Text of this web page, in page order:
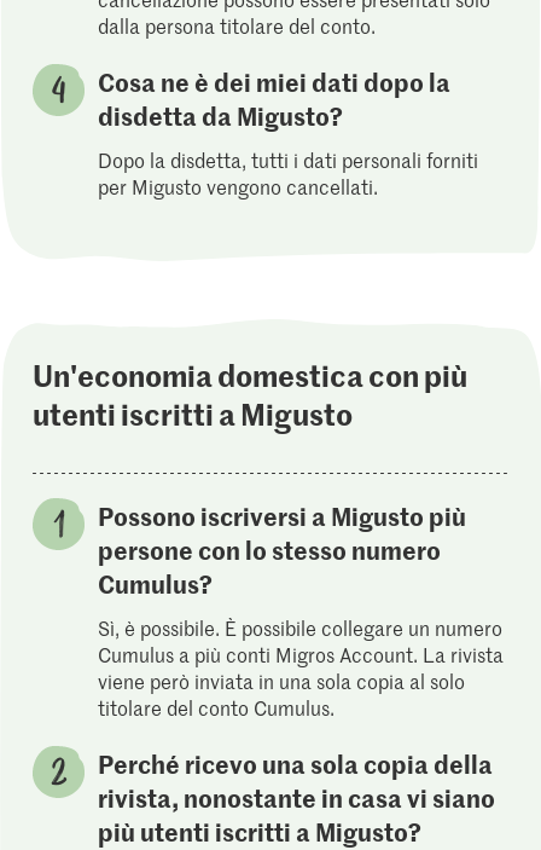
dalla persona titolare del conto.
Cosa ne è dei miei dati dopo la
disdetta da Migusto?
Dopo la disdetta, tutti i dati personali forniti
per Migusto vengono cancellati.
Un'economia domestica con più
utenti iscritti a Migusto
Possono iscriversi a Migusto più
persone con lo stesso numero
Cumulus?
Sì, è possibile. È possibile collegare un numero
Cumulus a più conti Migros Account. La rivista
viene però inviata in una sola copia al solo
titolare del conto Cumulus.
Perché ricevo una sola copia della
rivista, nonostante in casa vi siano
più utenti iscritti a Migusto?